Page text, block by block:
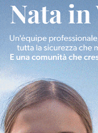
Cronaca 3 Agosto
Scomparso da
Fiorentino
Levane nel
Cronaca 4 Agosto
Un anno fa la
Gianni, Giulia
processo, lo